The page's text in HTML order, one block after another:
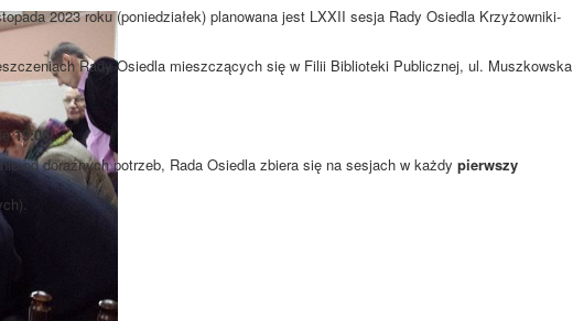
2023 roku (poniedziałek) planowana jest LXXII sesja Rady Osiedla Krzyżowniki-
Rady Osiedla mieszczących się w Filii Biblioteki Publicznej, ul. Muszkowska
19:00.
od doraźnych potrzeb, Rada Osiedla zbiera się na sesjach w każdy pierwszy